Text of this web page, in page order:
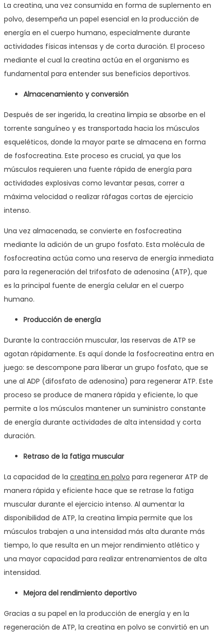
La creatina, una vez consumida en forma de suplemento en
polvo, desempeña un papel esencial en la producción de
energía en el cuerpo humano, especialmente durante
actividades físicas intensas y de corta duración. El proceso
mediante el cual la creatina actúa en el organismo es
fundamental para entender sus beneficios deportivos.
Almacenamiento y conversión
Después de ser ingerida, la creatina limpia se absorbe en el
torrente sanguíneo y es transportada hacia los músculos
esqueléticos, donde la mayor parte se almacena en forma
de fosfocreatina. Este proceso es crucial, ya que los
músculos requieren una fuente rápida de energía para
actividades explosivas como levantar pesas, correr a
máxima velocidad o realizar ráfagas cortas de ejercicio
intenso.
Una vez almacenada, se convierte en fosfocreatina
mediante la adición de un grupo fosfato. Esta molécula de
fosfocreatina actúa como una reserva de energía inmediata
para la regeneración del trifosfato de adenosina (ATP), que
es la principal fuente de energía celular en el cuerpo
humano.
Producción de energía
Durante la contracción muscular, las reservas de ATP se
agotan rápidamente. Es aquí donde la fosfocreatina entra en
juego: se descompone para liberar un grupo fosfato, que se
une al ADP (difosfato de adenosina) para regenerar ATP. Este
proceso se produce de manera rápida y eficiente, lo que
permite a los músculos mantener un suministro constante
de energía durante actividades de alta intensidad y corta
duración.
Retraso de la fatiga muscular
La capacidad de la creatina en polvo para regenerar ATP de
manera rápida y eficiente hace que se retrase la fatiga
muscular durante el ejercicio intenso. Al aumentar la
disponibilidad de ATP, la creatina limpia permite que los
músculos trabajen a una intensidad más alta durante más
tiempo, lo que resulta en un mejor rendimiento atlético y
una mayor capacidad para realizar entrenamientos de alta
intensidad.
Mejora del rendimiento deportivo
Gracias a su papel en la producción de energía y en la
regeneración de ATP, la creatina en polvo se convirtió en un